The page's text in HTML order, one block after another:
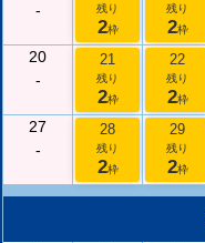
-
残り
2枠
残り
2枠
20
-
21
残り
2枠
22
残り
2枠
27
-
28
残り
2枠
29
残り
2枠